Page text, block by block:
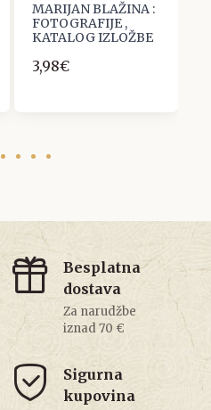
MARIJAN BLAŽINA :
FOTOGRAFIJE ,
KATALOG IZLOŽBE
3,98€
Besplatna
dostava
Za narudžbe
iznad 70 €
Sigurna
kupovina